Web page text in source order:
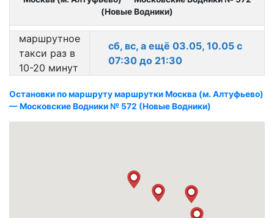
(Новые Водники)
маршрутное
такси раз в
10-20 минут
сб, вс, а ещё 03.05, 10.05 с
07:30 до 21:30
Остановки по маршруту маршрутки Москва (м. Алтуфьево)
— Московские Водники № 572 (Новые Водники)